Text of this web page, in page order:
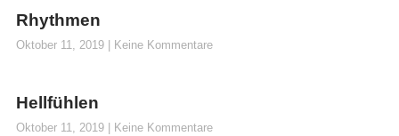
Rhythmen
Oktober 11, 2019 Keine Kommentare
Hellfühlen
Oktober 11, 2019 Keine Kommentare